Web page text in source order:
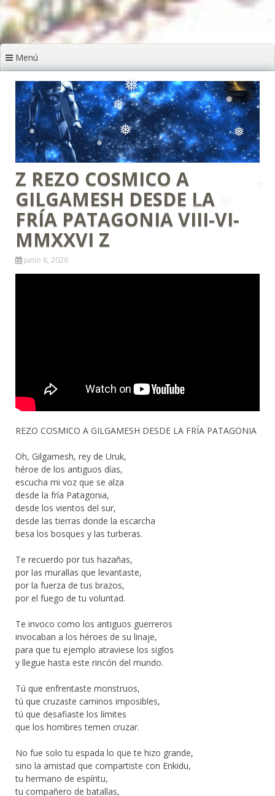
❅
❅
❅
❅
❅
❅
❅
❅
❅
Menú
Z REZO COSMICO A
GILGAMESH DESDE LA
FRÍA PATAGONIA VIII-VI-
MMXXVI Z
junio 8, 2026
REZO COSMICO A GILGAMESH DESDE LA FRÍA PATAGONIA
Oh, Gilgamesh, rey de Uruk,
héroe de los antiguos días,
escucha mi voz que se alza
desde la fría Patagonia,
desde los vientos del sur,
desde las tierras donde la escarcha
besa los bosques y las turberas.
Te recuerdo por tus hazañas,
por las murallas que levantaste,
por la fuerza de tus brazos,
por el fuego de tu voluntad.
Te invoco como los antiguos guerreros
invocaban a los héroes de su linaje,
para que tu ejemplo atraviese los siglos
y llegue hasta este rincón del mundo.
Tú que enfrentaste monstruos,
tú que cruzaste caminos imposibles,
tú que desafiaste los límites
que los hombres temen cruzar.
No fue solo tu espada lo que te hizo grande,
sino la amistad que compartiste con Enkidu,
tu hermano de espíritu,
tu compañero de batallas,